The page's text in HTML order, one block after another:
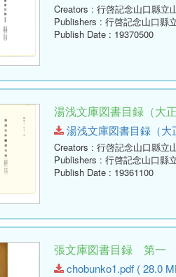
Creators : 行啓記念山口縣立
Publishers : 行啓記念山口縣
Publish Date : 19370500
湯浅文庫図書目録（大
湯浅文庫図書目録（大
Creators : 行啓記念山口縣立
Publishers : 行啓記念山口縣
Publish Date : 19361100
張文庫図書目録 第一
chobunko1.pdf ( 28.0